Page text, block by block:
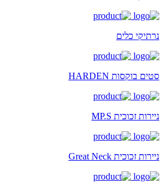
נרתיקי כלים
סטים בוקסות HARDEN
ניירות זכוכית MP.S
ניירות זכוכית Great Neck